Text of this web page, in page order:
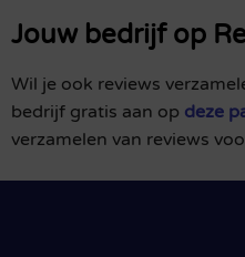
Jouw bedrijf op
Wil je ook reviews
bedrijf gratis aan op deze
verzamelen van reviews